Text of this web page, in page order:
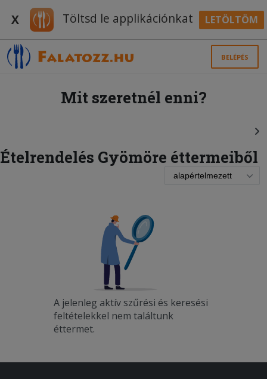
X Töltsd le applikációnkat LETÖLTÖM
BELÉPÉS
Mit szeretnél enni?
Ételrendelés Gyömöre éttermeiből
A jelenleg aktív szűrési és keresési
feltételekkel nem találtunk
éttermet.